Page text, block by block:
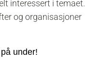
interessert i temaet.
og organisasjoner
under!